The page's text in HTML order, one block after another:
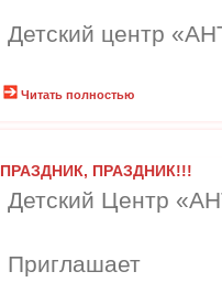
Детский центр
Читать полностью
ПРАЗДНИК, ПРАЗДНИК!!!
Детский Центр
Приглашает